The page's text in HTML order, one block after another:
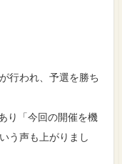
行われ、予選を勝ち
り「今回の開催を機
う声も上がりまし